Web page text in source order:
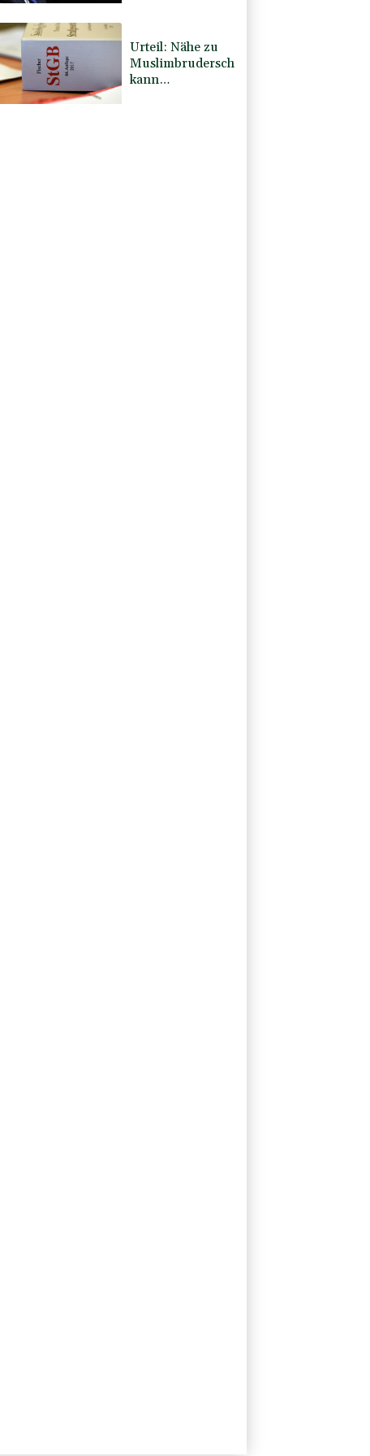
eingetroffen
Urteil: Nähe zu
Muslimbruderschaft
kann